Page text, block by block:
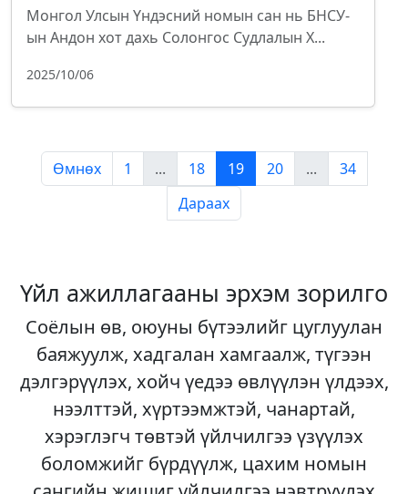
Монгол Улсын Үндэсний номын сан нь БНСУ-
ын Андон хот дахь Солонгос Судлалын Х...
2025/10/06
Өмнөх 1 ... 18 19 20 ...
34
Дараах
Үйл ажиллагааны эрхэм зорилго
Соёлын өв, оюуны бүтээлийг цуглуулан
баяжуулж, хадгалан хамгаалж, түгээн
дэлгэрүүлэх, хойч үедээ өвлүүлэн үлдээх,
нээлттэй, хүртээмжтэй, чанартай,
хэрэглэгч төвтэй үйлчилгээ үзүүлэх
боломжийг бүрдүүлж, цахим номын